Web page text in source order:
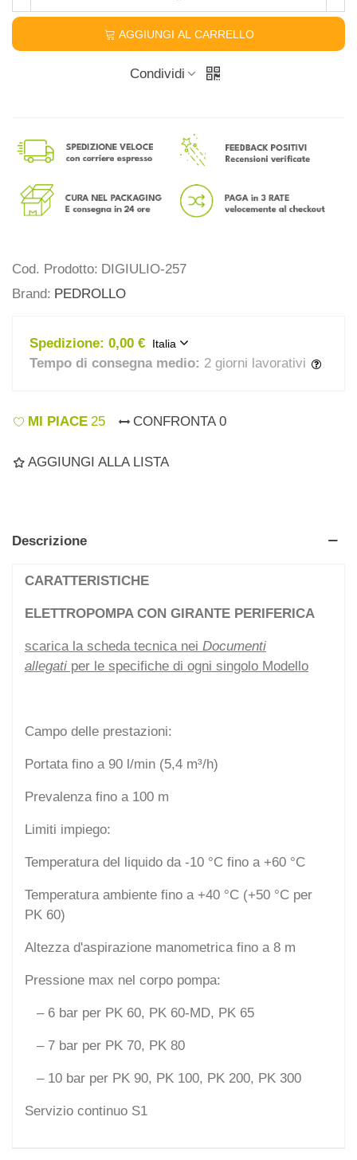
AGGIUNGI AL CARRELLO
Condividi
Cod. Prodotto: DIGIULIO-257
Brand: PEDROLLO
Spedizione: 0,00 € Italia
Tempo di consegna medio: 2 giorni lavorativi
MI PIACE 25 CONFRONTA 0
AGGIUNGI ALLA LISTA
Descrizione
CARATTERISTICHE
ELETTROPOMPA CON GIRANTE PERIFERICA
scarica la scheda tecnica nei Documenti
allegati per le specifiche di ogni singolo Modello
Campo delle prestazioni:
Portata fino a 90 l/min (5,4 m³/h)
Prevalenza fino a 100 m
Limiti impiego:
Temperatura del liquido da -10 °C fino a +60 °C
Temperatura ambiente fino a +40 °C (+50 °C per
PK 60)
Altezza d'aspirazione manometrica fino a 8 m
Pressione max nel corpo pompa:
– 6 bar per PK 60, PK 60-MD, PK 65
– 7 bar per PK 70, PK 80
– 10 bar per PK 90, PK 100, PK 200, PK 300
Servizio continuo S1